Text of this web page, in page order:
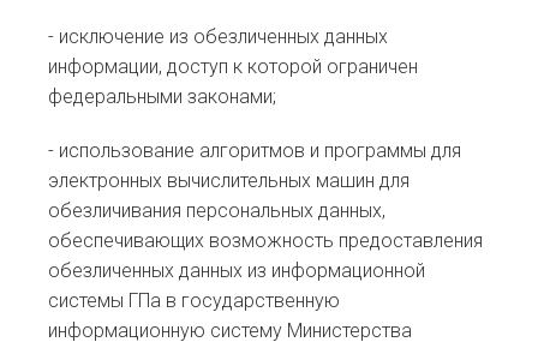
- исключение из обезличенных данных
информации, доступ к которой ограничен
федеральными законами;
- использование алгоритмов и программы для
электронных вычислительных машин для
обезличивания персональных данных,
обеспечивающих возможность предоставления
обезличенных данных из информационной
системы ГПа в государственную
информационную систему Министерства